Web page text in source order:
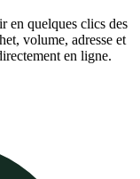
en quelques clics des
volume, adresse et
en ligne.